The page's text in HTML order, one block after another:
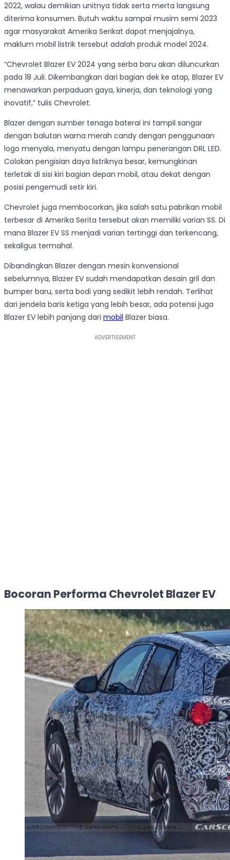
2022, walau demikian unitnya tidak serta merta langsung
diterima konsumen. Butuh waktu sampai musim semi 2023
agar masyarakat Amerika Serikat dapat menjajalnya,
maklum mobil listrik tersebut adalah produk model 2024.
“Chevrolet Blazer EV 2024 yang serba baru akan diluncurkan
pada 18 Juli. Dikembangkan dari bagian dek ke atap, Blazer EV
menawarkan perpaduan gaya, kinerja, dan teknologi yang
inovatif,” tulis Chevrolet.
Blazer dengan sumber tenaga baterai ini tampil sangar
dengan balutan warna merah candy dengan penggunaan
logo menyala, menyatu dengan lampu penerangan DRL LED.
Colokan pengisian daya listriknya besar, kemungkinan
terletak di sisi kiri bagian depan mobil, atau dekat dengan
posisi pengemudi setir kiri.
Chevrolet juga membocorkan, jika salah satu pabrikan mobil
terbesar di Amerika Serita tersebut akan memiliki varian SS. Di
mana Blazer EV SS menjadi varian tertinggi dan terkencang,
sekaligus termahal.
Dibandingkan Blazer dengan mesin konvensional
sebelumnya, Blazer EV sudah mendapatkan desain gril dan
bumper baru, serta bodi yang sedikit lebih rendah. Terlihat
dari jendela baris ketiga yang lebih besar, ada potensi juga
Blazer EV lebih panjang dari mobil Blazer biasa.
Bocoran Performa Chevrolet Blazer EV